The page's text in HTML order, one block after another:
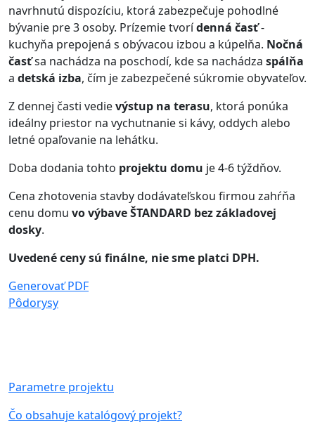
navrhnutú dispozíciu, ktorá zabezpečuje pohodlné
bývanie pre 3 osoby. Prízemie tvorídenná časť-
kuchyňa prepojená s obývacou izbou a kúpelňa. Nočná
časťsa nachádza na poschodí, kde sa nachádza spálňa
a detská izba, čím je zabezpečené súkromie obyvateľov.
Z dennej časti vedievýstup na terasu, ktorá ponúka
ideálny priestor na vychutnanie si kávy, oddych alebo
letné opaľovanie na lehátku.
Doba dodania tohto projektu domu je 4-6 týždňov.
Cena zhotovenia stavby dodávateľskou firmou zahŕňa
cenu domu vo výbave ŠTANDARD bez základovej
dosky.
Uvedené ceny sú finálne, nie sme platci DPH.
Generovať PDF
Pôdorysy
Parametre projektu
Čo obsahuje katalógový projekt?